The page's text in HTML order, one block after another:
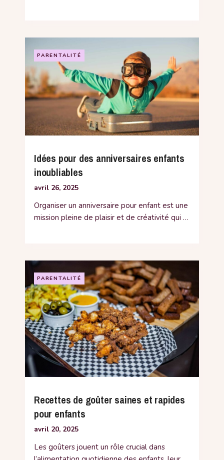
PARENTALITÉ
Idées pour des anniversaires enfants
inoubliables
avril 26, 2025
Organiser un anniversaire pour enfant est une
mission pleine de plaisir et de créativité qui …
PARENTALITÉ
Recettes de goûter saines et rapides
pour enfants
avril 20, 2025
Les goûters jouent un rôle crucial dans